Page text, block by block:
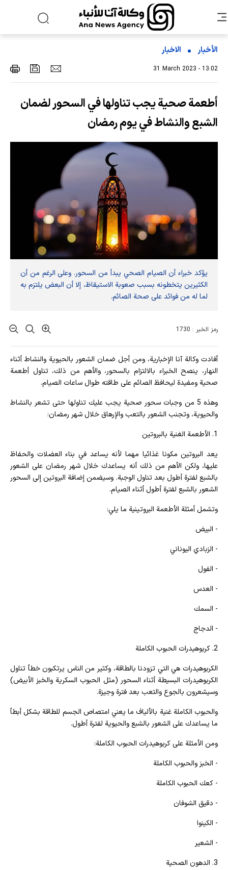
الأخبار الاخبار
31 March 2023 - 13:02
أطعمة صحية يجب تناولها في السحور لضمان
الشبع والنشاط في يوم رمضان
يؤكد خبراء أن الصيام الصحي يبدأ من السحور. وعلى الرغم من أن
الكثيرين يتخطونه بسبب صعوبة الاستيقاظ، إلا أن البعض يلتزم به
لما له من فوائد على صحة الصائم.
رمز الخبر : 1730
أفادت وکالة آنا الإخباریة، ومن أجل ضمان الشعور بالحيوية والنشاط أثناء
النهار، ينصح الخبراء بالالتزام بالسحور، والأهم من ذلك، تناول أطعمة
صحية ومفيدة ليحافظ الصائم على طاقته طوال ساعات الصيام.
وهذه 5 من وجبات سحور صحية يجب عليك تناولها حتى تشعر بالنشاط
والحيوية، وتجنب الشعور بالتعب والإرهاق خلال شهر رمضان:
1. الأطعمة الغنية بالبروتين
يعد البروتين مكونا غذائيا مهما لأنه يساعد في بناء العضلات والحفاظ
عليها، ولكن الأهم من ذلك أنه يساعدك خلال شهر رمضان على الشعور
بالشبع لفترة أطول بعد تناول الوجبة. وسيضمن إضافة البروتين إلى السحور
الشعور بالشبع لفترة أطول أثناء الصيام.
وتشمل أمثلة الأطعمة البروتينية ما يلي:
- البيض
- الزبادي اليوناني
- الفول
- العدس
- السمك
- الدجاج
2. كربوهيدرات الحبوب الكاملة
الكربوهيدرات هي التي تزودنا بالطاقة، وكثير من الناس يرتكبون خطأ تناول
الكربوهيدرات البسيطة أثناء السحور (مثل الحبوب السكرية والخبز الأبيض)
وسيشعرون بالجوع والتعب بعد فترة وجيزة.
والحبوب الكاملة غنية بالألياف ما يعني امتصاص الجسم للطاقة بشكل أبطأ
ما يساعدك على الشعور بالشبع والحيوية لفترة أطول.
ومن الأمثلة على كربوهيدرات الحبوب الكاملة:
- الخبز والحبوب الكاملة
- كعك الحبوب الكاملة
- دقيق الشوفان
- الكينوا
- الشعير
3. الدهون الصحية